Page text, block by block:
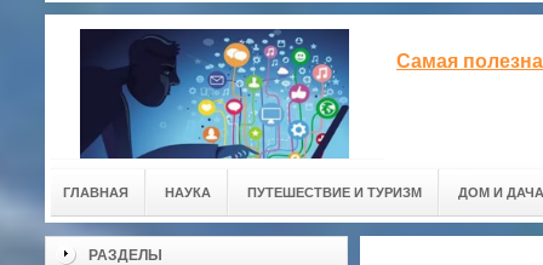
Самая
ГЛАВНАЯ НАУКА ПУТЕШЕСТВИЕ И ТУРИЗМ ДОМ И ДАЧА
РАЗДЕЛЫ